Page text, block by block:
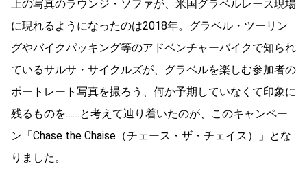
上の写真のラウンジ・ソファが、米国グラベルレース現場
に現れるようになったのは2018年。グラベル・ツーリン
グやバイクパッキング等のアドベンチャーバイクで知られ
ているサルサ・サイクルズが、グラベルを楽しむ参加者の
ポートレート写真を撮ろう、何か予期していなくて印象に
残るものを……と考えて辿り着いたのが、このキャンペー
ン「Chase the Chaise（チェース・ザ・チェイス）」とな
りました。